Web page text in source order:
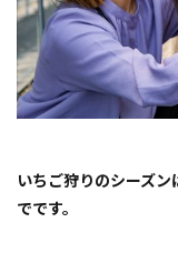
気ス
ポッ
ト！
【大和町】
SMILE-LABO
3
【大
いちご狩りのシーズ
でです。